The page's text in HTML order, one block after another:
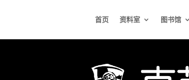
首页 资料室 图书馆